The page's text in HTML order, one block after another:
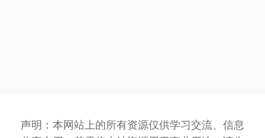
声明：本网站上的所有资源仅供学习交流、信息